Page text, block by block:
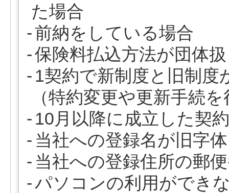
た場合
前納をしている場合
保険料払込方法が団体
1契約で新制度と旧制度
（特約変更や更新手続
10月以降に成立した契
当社への登録名が旧字
当社への登録住所の郵
パソコンの利用ができ